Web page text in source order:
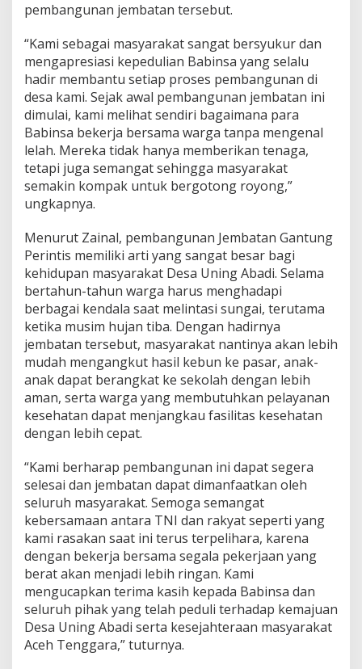
pembangunan jembatan tersebut.
“Kami sebagai masyarakat sangat bersyukur dan
mengapresiasi kepedulian Babinsa yang selalu
hadir membantu setiap proses pembangunan di
desa kami. Sejak awal pembangunan jembatan ini
dimulai, kami melihat sendiri bagaimana para
Babinsa bekerja bersama warga tanpa mengenal
lelah. Mereka tidak hanya memberikan tenaga,
tetapi juga semangat sehingga masyarakat
semakin kompak untuk bergotong royong,”
ungkapnya.
Menurut Zainal, pembangunan Jembatan Gantung
Perintis memiliki arti yang sangat besar bagi
kehidupan masyarakat Desa Uning Abadi. Selama
bertahun-tahun warga harus menghadapi
berbagai kendala saat melintasi sungai, terutama
ketika musim hujan tiba. Dengan hadirnya
jembatan tersebut, masyarakat nantinya akan lebih
mudah mengangkut hasil kebun ke pasar, anak-
anak dapat berangkat ke sekolah dengan lebih
aman, serta warga yang membutuhkan pelayanan
kesehatan dapat menjangkau fasilitas kesehatan
dengan lebih cepat.
“Kami berharap pembangunan ini dapat segera
selesai dan jembatan dapat dimanfaatkan oleh
seluruh masyarakat. Semoga semangat
kebersamaan antara TNI dan rakyat seperti yang
kami rasakan saat ini terus terpelihara, karena
dengan bekerja bersama segala pekerjaan yang
berat akan menjadi lebih ringan. Kami
mengucapkan terima kasih kepada Babinsa dan
seluruh pihak yang telah peduli terhadap kemajuan
Desa Uning Abadi serta kesejahteraan masyarakat
Aceh Tenggara,” tuturnya.